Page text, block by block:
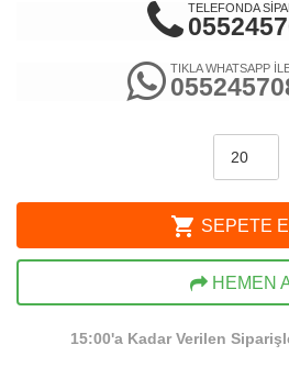
TELEFONDA
TIKLA WHATSAPP
shopping_cart SEPETE
HEMEN
15:00'a Kadar Verilen